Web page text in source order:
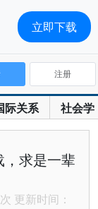
际关系 社会学
注册
，求是一辈
更新时间：
立即下载